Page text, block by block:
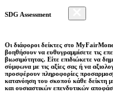
SDG Assessment
Οι διάφοροι δείκτες στο
βοηθήσουν να ευθυγραμμίσετε τις
βιωσιμότητας. Είτε επιδιώκετε να
σύμφωνα με τις αξίες σας ή να
προσφέρουν πληροφορίες
κατανόηση του σκοπού κάθε δείκτη
και ουσιαστικών επενδυτικών